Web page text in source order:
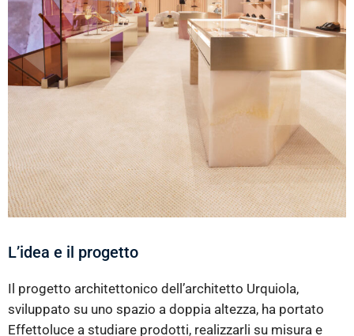
L’idea e il progetto
Il progetto architettonico dell’architetto Urquiola,
sviluppato su uno spazio a doppia altezza, ha portato
Effettoluce a studiare prodotti, realizzarli su misura e